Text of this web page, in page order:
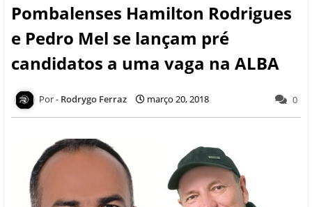
Pombalenses Hamilton Rodrigues
e Pedro Mel se lançam pré
candidatos a uma vaga na ALBA
Rodrygo Ferraz março 20, 2018 0